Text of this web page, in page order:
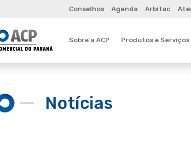
Conselhos Agenda Arbitac
Sobre a ACP Produtos e Serviços
Notícias